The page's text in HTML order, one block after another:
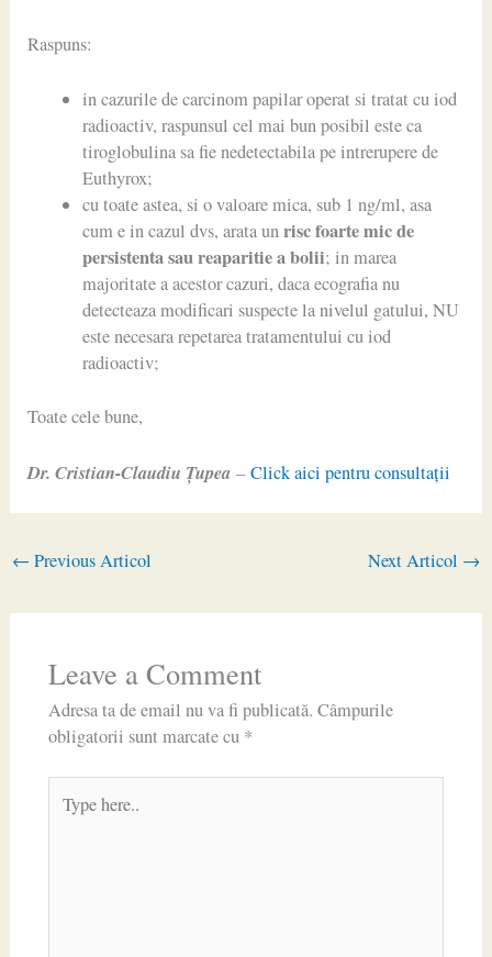
Raspuns:
in cazurile de carcinom papilar operat si tratat cu iod
radioactiv, raspunsul cel mai bun posibil este ca
tiroglobulina sa fie nedetectabila pe intrerupere de
Euthyrox;
cu toate astea, si o valoare mica, sub 1 ng/ml, asa
cum e in cazul dvs, arata unrisc foarte mic de
persistenta sau reaparitie a bolii; in marea
majoritate a acestor cazuri, daca ecografia nu
detecteaza modificari suspecte la nivelul gatului, NU
este necesara repetarea tratamentului cu iod
radioactiv;
Toate cele bune,
Dr. Cristian-Claudiu Ţupea –Click aici pentru consultaţii
← Previous Articol Next Articol →
Leave a Comment
Adresa ta de email nu va fi publicată. Câmpurile
obligatorii sunt marcate cu *
here..